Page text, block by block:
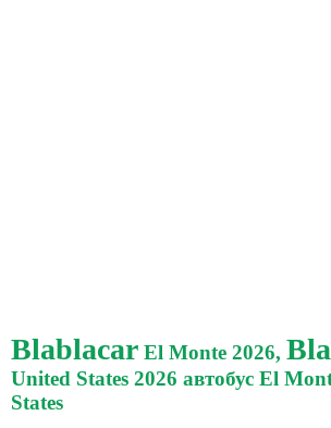
Blablacar El Monte 2026,
United States 2026 автобус El
States